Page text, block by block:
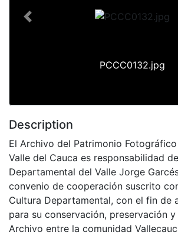
PCCC0132.jpg
Previous
Description
El Archivo del Patrimonio
Valle del Cauca es responsabilidad
Departamental del Valle Jorge
convenio de cooperación suscrito
Cultura Departamental, con el fin de
para su conservación, preservación
Archivo entre la comunidad